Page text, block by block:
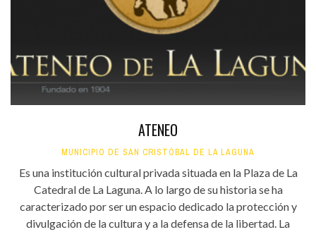
ATENEO
MUNICIPIO DE SAN CRISTÓBAL DE LA LAGUNA
Es una institución cultural privada situada en la Plaza de La
Catedral de La Laguna. A lo largo de su historia se ha
caracterizado por ser un espacio dedicado la protección y
divulgación de la cultura y a la defensa de la libertad. La